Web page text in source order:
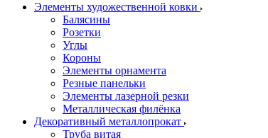
Элементы художественной ковки
Балясины
Розетки
Углы
Короны
Элементы орнамента
Резные панельки
Элементы лазерной резки
Металлическая филёнка
Декоративный металлопрокат
Труба витая